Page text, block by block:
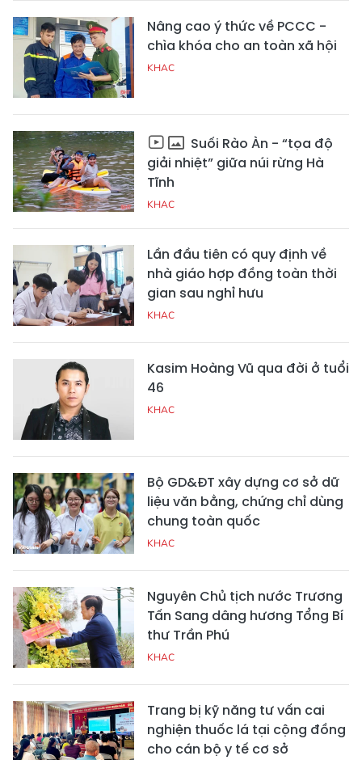
Nâng cao ý thức về PCCC -
chìa khóa cho an toàn xã hội
KHAC
Suối Rào Àn - “tọa độ
giải nhiệt” giữa núi rừng Hà
Tĩnh
KHAC
Lần đầu tiên có quy định về
nhà giáo hợp đồng toàn thời
gian sau nghỉ hưu
KHAC
Kasim Hoàng Vũ qua đời ở tuổi
46
KHAC
Bộ GD&ĐT xây dựng cơ sở dữ
liệu văn bằng, chứng chỉ dùng
chung toàn quốc
KHAC
Nguyên Chủ tịch nước Trương
Tấn Sang dâng hương Tổng Bí
thư Trần Phú
KHAC
Trang bị kỹ năng tư vấn cai
nghiện thuốc lá tại cộng đồng
cho cán bộ y tế cơ sở